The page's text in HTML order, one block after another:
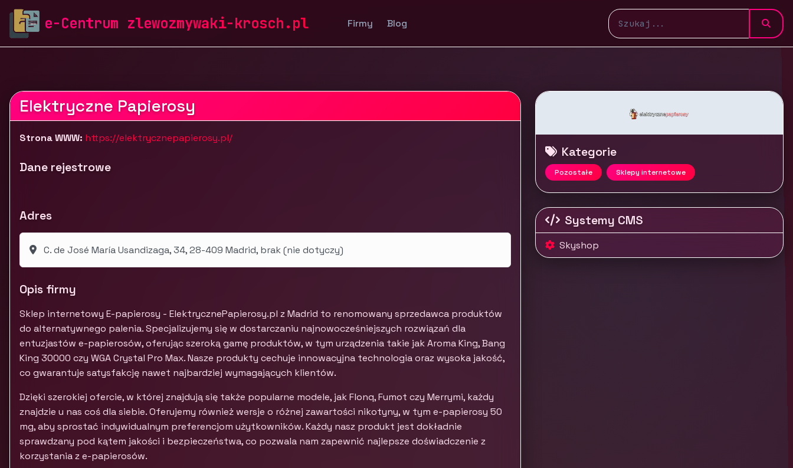
e-Centrum zlewozmywaki-krosch.pl Firmy Blog
zlewozmywaki-krosch.pl Firmy Pozostałe
Sklepy internetowe
E-papierosy - Sklep ElektrycznePapierosy.pl
Elektryczne Papierosy
Strona WWW: https://elektrycznepapierosy.pl/
Dane rejestrowe
Adres
C. de José María Usandizaga, 34, 28-409 Madrid, brak (nie dotyczy)
Opis firmy
Sklep internetowy E-papierosy - ElektrycznePapierosy.pl z Madrid to renomowany sprzedawca produktów
do alternatywnego palenia. Specjalizujemy się w dostarczaniu najnowocześniejszych rozwiązań dla
entuzjastów e-papierosów, oferując szeroką gamę produktów, w tym urządzenia takie jak Aroma King, Bang
King 30000 czy WGA Crystal Pro Max. Nasze produkty cechuje innowacyjna technologia oraz wysoka jakość,
co gwarantuje satysfakcję nawet najbardziej wymagających klientów.
Dzięki szerokiej ofercie, w której znajdują się także popularne modele, jak Flonq, Fumot czy Merrymi, każdy
znajdzie u nas coś dla siebie. Oferujemy również wersje o różnej zawartości nikotyny, w tym e-papierosy 50
mg, aby sprostać indywidualnym preferencjom użytkowników. Każdy nasz produkt jest dokładnie
sprawdzany pod kątem jakości i bezpieczeństwa, co pozwala nam zapewnić najlepsze doświadczenie z
korzystania z e-papierosów.
Kategorie
Pozostałe Sklepy internetowe
Systemy CMS
Skyshop